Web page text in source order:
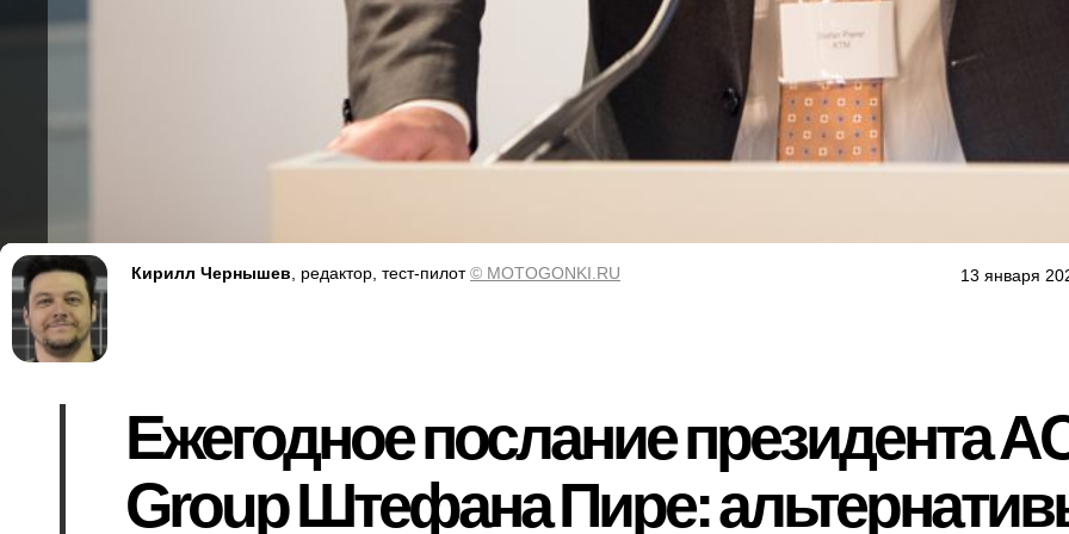
13 января
Кирилл Чернышев , редактор, тест-пилот© MOTOGONKI.RU
Ежегодное послание президента
Group Штефана Пире: